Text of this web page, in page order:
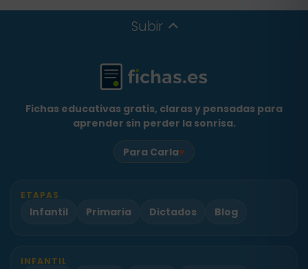
Subir
Fichas educativas gratis, claras y pensadas para
aprender sin perder la sonrisa.
Para Carla♥
ETAPAS
Infantil Primaria Dictados Blog
INFANTIL